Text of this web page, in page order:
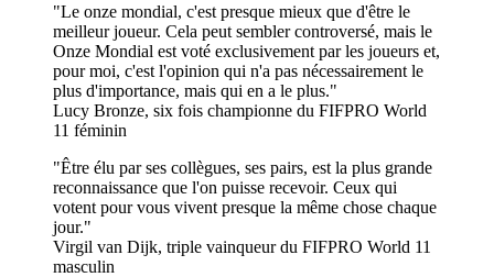
Le onze mondial, c'est presque mieux que d'être le
meilleur joueur. Cela peut sembler controversé, mais le
Onze Mondial est voté exclusivement par les joueurs et,
pour moi, c'est l'opinion qui n'a pas nécessairement le
plus d'importance, mais qui en a le plus.
Lucy Bronze, six fois championne du FIFPRO World
11 féminin
Être élu par ses collègues, ses pairs, est la plus grande
reconnaissance que l'on puisse recevoir. Ceux qui
votent pour vous vivent presque la même chose chaque
jour.
Virgil van Dijk, triple vainqueur du FIFPRO World 11
masculin